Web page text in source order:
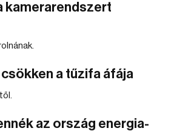
kamerarendszert
a tűzifa áfája
az ország energia-